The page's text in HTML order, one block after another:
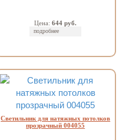
Цена:644 руб.
подробнее
Светильник для натяжных потолков
прозрачный 004055